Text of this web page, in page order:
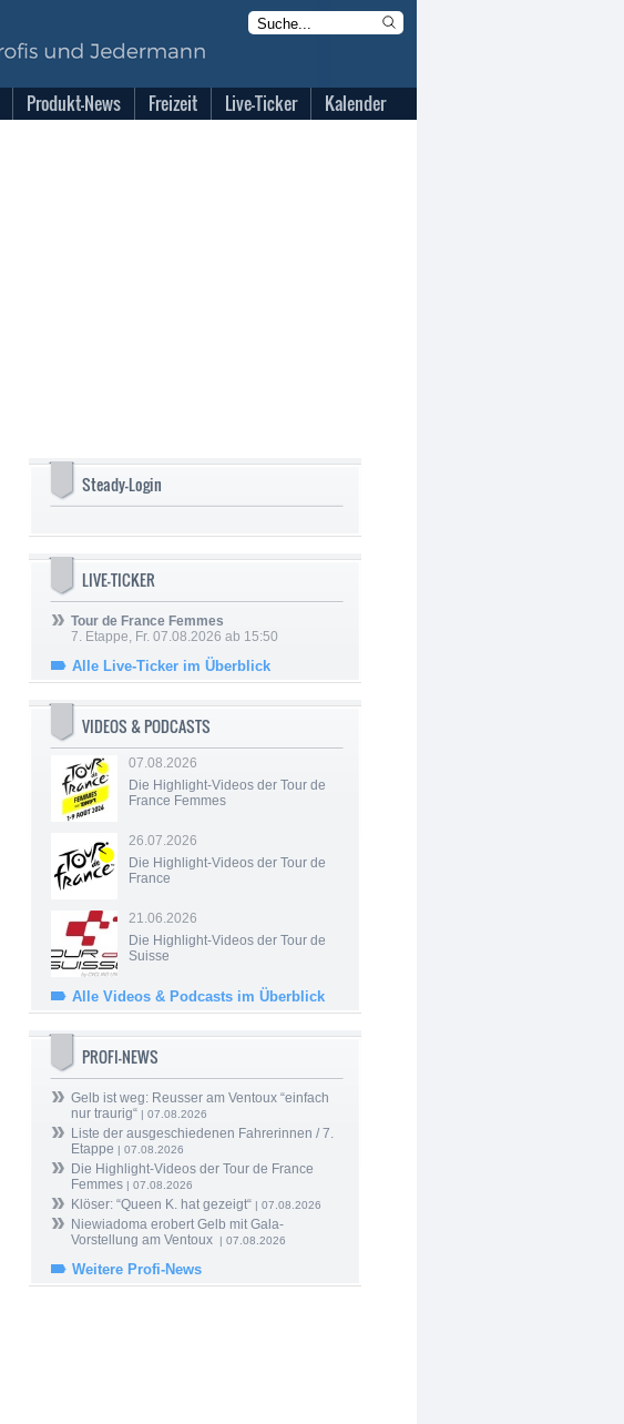
Produkt-News Freizeit Live-Ticker Kalender
Steady-Login
LIVE-TICKER
Tour de France Femmes
7. Etappe, Fr. 07.08.2026 ab 15:50
Alle Live-Ticker im Überblick
VIDEOS & PODCASTS
07.08.2026
Die Highlight-Videos der Tour de
France Femmes
26.07.2026
Die Highlight-Videos der Tour de
France
21.06.2026
Die Highlight-Videos der Tour de
Suisse
Alle Videos & Podcasts im Überblick
PROFI-NEWS
Gelb ist weg: Reusser am Ventoux “einfach
nur traurig“ | 07.08.2026
Liste der ausgeschiedenen Fahrerinnen / 7.
Etappe | 07.08.2026
Die Highlight-Videos der Tour de France
Femmes | 07.08.2026
Klöser: “Queen K. hat gezeigt“ | 07.08.2026
Niewiadoma erobert Gelb mit Gala-
Vorstellung am Ventoux
| 07.08.2026
Weitere Profi-News